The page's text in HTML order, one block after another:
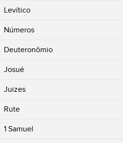
Levítico
Números
Deuteronômio
Josué
Juizes
Rute
1 Samuel